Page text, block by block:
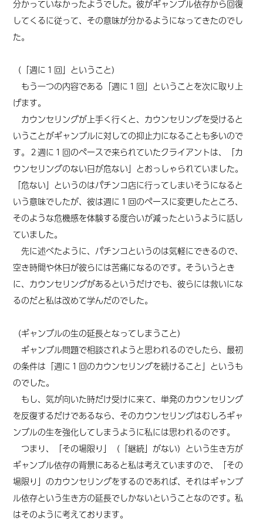
分かっていなかったようでした。彼がギャンブル依存から回復
してくるに従って、その意味が分かるようになってきたのでし
た。
（「週に１回」ということ）
もう一つの内容である「週に１回」ということを次に取り上
げます。
カウンセリングが上手く行くと、カウンセリングを受けると
いうことがギャンブルに対しての抑止力になることも多いので
す。２週に１回のペースで来られていたクライアントは、「カ
ウンセリングのない日が危ない」とおっしゃられていました。
「危ない」というのはパチンコ店に行ってしまいそうになると
いう意味でしたが、彼は週に１回のペースに変更したところ、
そのような危機感を体験する度合いが減ったというように話し
ていました。
先に述べたように、パチンコというのは気軽にできるので、
空き時間や休日が彼らには苦痛になるのです。そういうとき
に、カウンセリングがあるというだけでも、彼らには救いにな
るのだと私は改めて学んだのでした。
（ギャンブルの生の延長となってしまうこと）
ギャンブル問題で相談されようと思われるのでしたら、最初
の条件は「週に１回のカウンセリングを続けること」というも
のでした。
もし、気が向いた時だけ受けに来て、単発のカウンセリング
を反復するだけであるなら、そのカウンセリングはむしろギャ
ンブルの生を強化してしまうように私には思われるのです。
つまり、「その場限り」
（「継続」 がない） という生き方が
ギャンブル依存の背景にあると私は考えていますので、「その
場限り」のカウンセリングをするのであれば、それはギャンブ
ル依存という生き方の延長でしかないということなのです。私
はそのように考えております。